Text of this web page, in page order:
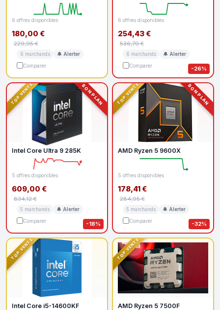
6 offres disponibles
180,00 €
229,95 €
6 marchands
🔔 Alerter
Comparer
-26%
6 offres disponibles
254,43 €
536,70 €
6 marchands
🔔 Alerter
Comparer
TOP VENTE BON PLAN
-18%
Intel Core Ultra 9 285K
5 offres disponibles
609,00 €
834,12 €
5 marchands
🔔 Alerter
Comparer
TOP VENTE BON PLAN
-32%
AMD Ryzen 5 9600X
5 offres disponibles
178,41 €
284,95 €
5 marchands
🔔 Alerter
Comparer
TOP VENTE
Intel Core i5-14600KF
TOP VENTE
AMD Ryzen 5 7500F